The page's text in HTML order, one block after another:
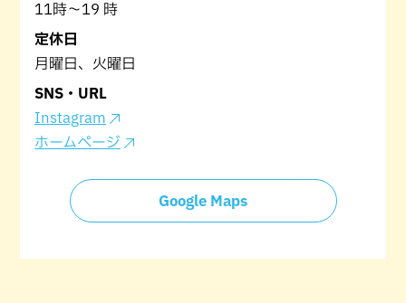
11時～19 時
定休日
月曜日、火曜日
SNS・URL
Instagram
ホームページ
Google Maps